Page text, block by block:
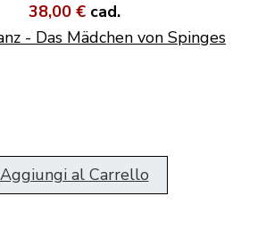
38,00 € cad.
- Das Mädchen von Spinges
Aggiungi al Carrello